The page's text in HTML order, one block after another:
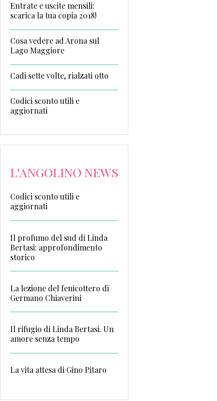
Entrate e uscite mensili:
scarica la tua copia 2018!
Cosa vedere ad Arona sul
Lago Maggiore
Cadi sette volte, rialzati otto
Codici sconto utili e
aggiornati
L'ANGOLINO NEWS
Codici sconto utili e
aggiornati
Il profumo del sud di Linda
Bertasi: approfondimento
storico
La lezione del fenicottero di
Germano Chiaverini
Il rifugio di Linda Bertasi. Un
amore senza tempo
La vita attesa di Gino Pitaro